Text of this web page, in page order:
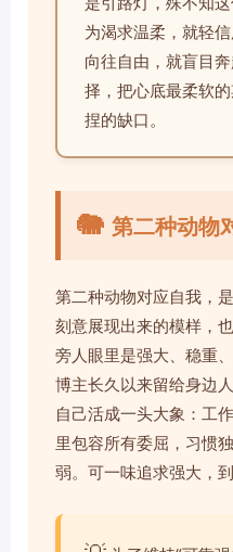
为渴求温柔，就轻
向往自由，就盲目
择，把心底最柔软
捏的缺口。
🐘 第二种动物
第二种动物对应自我，
刻意展现出来的模样，
旁人眼里是强大、稳重
博主长久以来留给身边
自己活成一头大象：工
里包容所有委屈，习惯
弱。可一味追求强大，